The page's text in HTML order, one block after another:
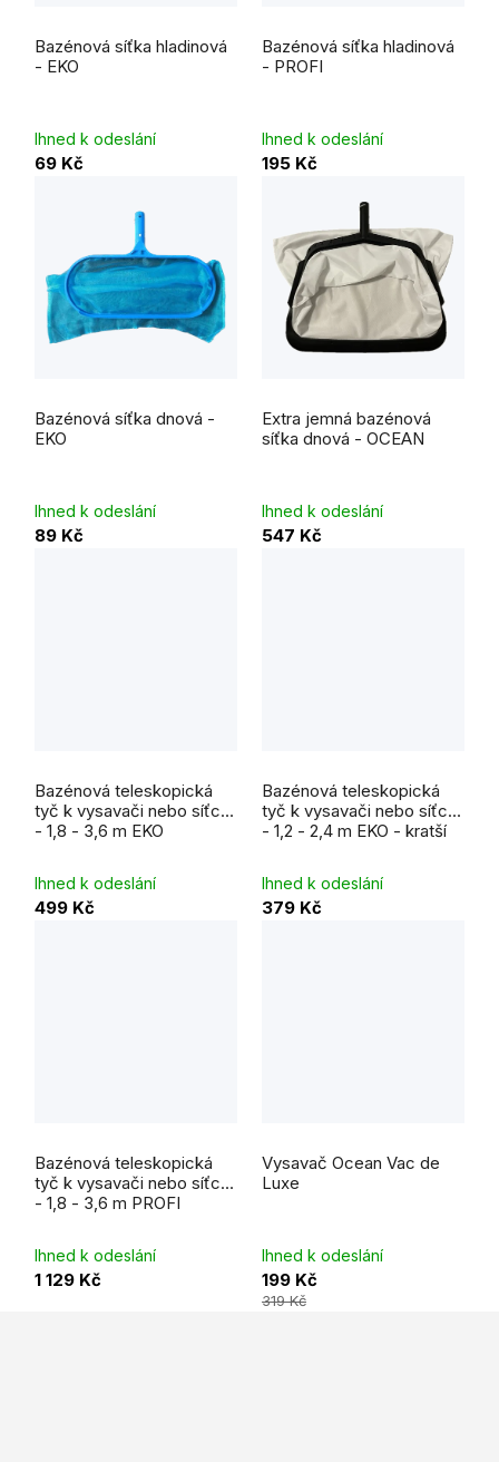
Bazénová síťka hladinová
- EKO
hodnocení
produktu
je
5,0
Ihned k odeslání
69 Kč
Bazénová síťka hladinová
- PROFI
Ihned k odeslání
195 Kč
Bazénová síťka dnová -
EKO
hodnocení
produktu
je
5,0
Ihned k odeslání
89 Kč
Extra jemná bazénová
síťka dnová - OCEAN
hodnocení
produktu
je
5,0
Ihned k odeslání
547 Kč
Bazénová teleskopická
tyč k vysavači nebo síťce
- 1,8 - 3,6 m EKO
hodnocení
produktu
je
4,6
z
Ihned k odeslání
499 Kč
Bazénová teleskopická
tyč k vysavači nebo síťce
- 1,2 - 2,4 m EKO - kratší
hodnocení
produktu
je
5,0
z
Ihned k odeslání
379 Kč
Bazénová teleskopická
tyč k vysavači nebo síťce
- 1,8 - 3,6 m PROFI
Ihned k odeslání
1 129 Kč
Vysavač Ocean Vac de
Luxe
hodnocení
produktu
je
5,0
Ihned k odeslání
199 Kč
319 Kč